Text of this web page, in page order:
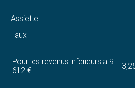
Assiette
Taux
Pour les revenus inférieurs à 9
612 €